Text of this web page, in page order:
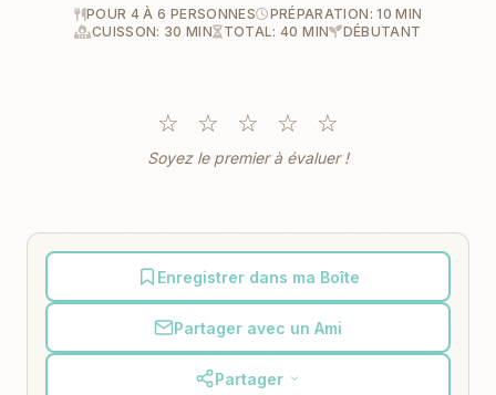
POUR 4 À 6 PERSONNES
PRÉPARATION: 10 MIN
CUISSON: 30 MIN
TOTAL: 40 MIN DÉBUTANT
☆ ☆ ☆ ☆ ☆
Soyez le premier à évaluer !
Enregistrer dans ma Boîte
Partager avec un Ami
Partager